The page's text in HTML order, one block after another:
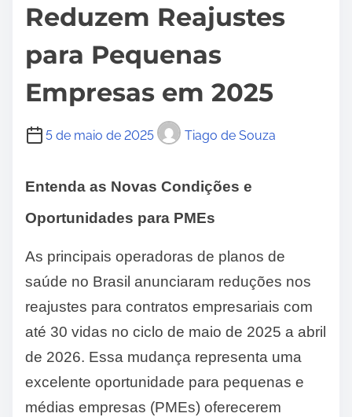
Reduzem Reajustes
para Pequenas
Empresas em 2025
5 de maio de 2025 Tiago de Souza
Entenda as Novas Condições e
Oportunidades para PMEs
As principais operadoras de planos de
saúde no Brasil anunciaram reduções nos
reajustes para contratos empresariais com
até 30 vidas no ciclo de maio de 2025 a abril
de 2026. Essa mudança representa uma
excelente oportunidade para pequenas e
médias empresas (PMEs) oferecerem